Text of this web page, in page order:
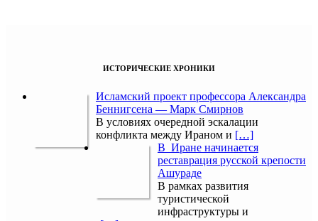
ИСТОРИЧЕСКИЕ ХРОНИКИ
Исламский проект профессора Александра
Беннигсена — Марк Смирнов
В условиях очередной эскалации
конфликта между Ираном и […]
В Иране начинается
реставрация русской крепости
Ашураде
В рамках развития
туристической
инфраструктуры и